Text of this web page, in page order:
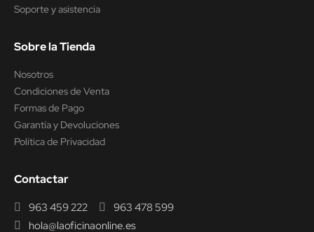
Soporte y asistencia
Sobre la Tienda
Nosotros
Condiciones de Venta
Formas de Pago
Garantía y Devoluciones
Política de Privacidad
Contactar
963 459 222
963 478 599
hola@laoficinaonline.es